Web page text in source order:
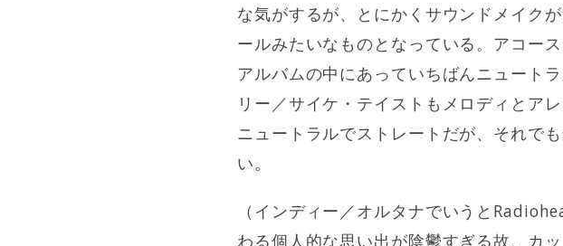
な気がするが、とにかくサウンドメイク
ールみたいなものとなっている。アコー
アルバムの中にあっていちばんニュート
リー／サイケ・テイストもメロディとア
ニュートラルでストレートだが、それで
い。
（インディー／オルタナでいうと
わる個人的な思い出が陰鬱すぎる故、カッ